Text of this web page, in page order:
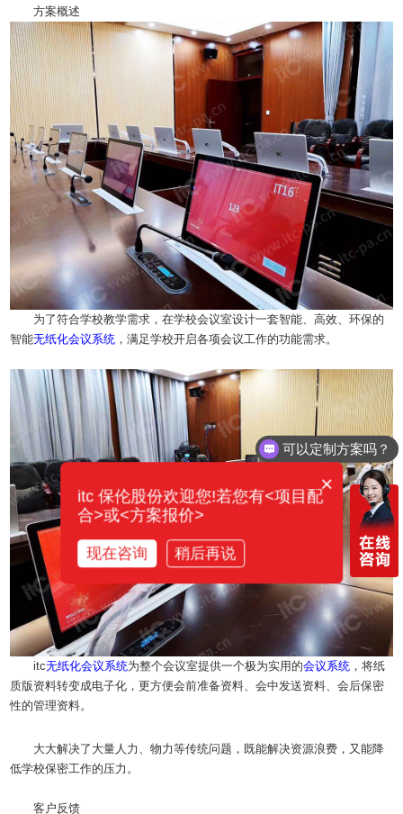
方案概述
为了符合学校教学需求，在学校会议室设计一套智能、高效、环保的
智能无纸化会议系统 ，满足学校开启各项会议工作的功能需求。
itc无纸化会议系统为整个会议室提供一个极为实用的会议系统 ，将纸
质版资料转变成电子化，更方便会前准备资料、会中发送资料、会后保密
性的管理资料。
大大解决了大量人力、物力等传统问题，既能解决资源浪费，又能降
低学校保密工作的压力。
客户反馈
可以定制方案吗？
你们电话多少？
×
itc 保伦股份欢迎您!若您有<项目配
合>或<方案报价>
现在咨询 稍后再说